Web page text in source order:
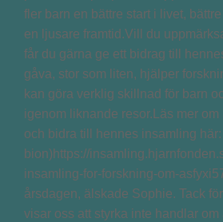
fler barn en bättre start i livet,
en ljusare framtid.Vill du
får du gärna ge ett bidrag till
gåva, stor som liten, hjälper
kan göra verklig skillnad för barn
igenom liknande resor.Läs mer
och bidra till hennes insamling här:
bion)https://
insamling-for-forskning-om-
årsdagen, älskade Sophie. Tack
visar oss att styrka inte handlar om